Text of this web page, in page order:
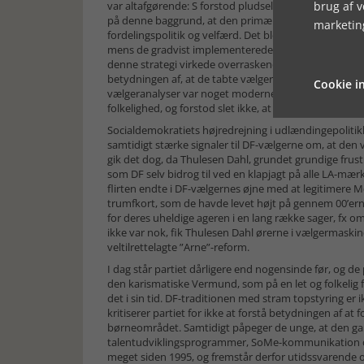
var altafgørende: S forstod pludseligt DF’s
på denne baggrund, at den primære konflikt
fordelingspolitik og velfærd. Det blev et afgørende
mens de gradvist implementerede en tydelig
denne strategi virkede overraskende godt. Hverken
betydningen af, at de tabte vælgere til S. Thulesen
vælgeranalyser var noget moderne, ubrugeligt pjat.
folkelighed, og forstod slet ikke, at seismografen var
Socialdemokratiets højredrejning i
samtidigt stærke signaler til DF-vælgerne om, at
gik det dog, da Thulesen Dahl, grundet grundige
som DF selv bidrog til ved en klapjagt på alle LA-
flirten endte i DF-vælgernes øjne med at legitimere
trumfkort, som de havde levet højt på gennem
for deres uheldige ageren i en lang række sager, fx
ikke var nok, fik Thulesen Dahl ørerne i
veltilrettelagte ”Arne”-reform.
I dag står partiet dårligere end nogensinde før, og
den karismatiske Vermund, som på en let og
det i sin tid. DF-traditionen med stram topstyring er
kritiserer partiet for ikke at forstå betydningen af at
børneområdet. Samtidigt påpeger de unge, at den
talentudviklingsprogrammer, SoMe-kommunikation
meget siden 1995, og fremstår derfor utidssvarende
brug af
Cookie